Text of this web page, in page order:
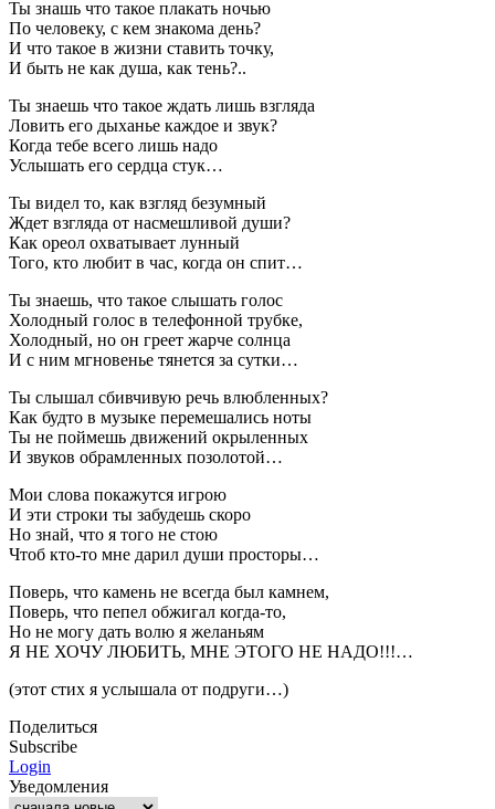
Ты знашь что такое плакать ночью
По человеку, с кем знакома день?
И что такое в жизни ставить точку,
И быть не как душа, как тень?..
Ты знаешь что такое ждать лишь взгляда
Ловить его дыханье каждое и звук?
Когда тебе всего лишь надо
Услышать его сердца стук…
Ты видел то, как взгляд безумный
Ждет взгляда от насмешливой души?
Как ореол охватывает лунный
Того, кто любит в час, когда он спит…
Ты знаешь, что такое слышать голос
Холодный голос в телефонной трубке,
Холодный, но он греет жарче солнца
И с ним мгновенье тянется за сутки…
Ты слышал сбивчивую речь влюбленных?
Как будто в музыке перемешались ноты
Ты не поймешь движений окрыленных
И звуков обрамленных позолотой…
Мои слова покажутся игрою
И эти строки ты забудешь скоро
Но знай, что я того не стою
Чтоб кто-то мне дарил души просторы…
Поверь, что камень не всегда был камнем,
Поверь, что пепел обжигал когда-то,
Но не могу дать волю я желаньям
Я НЕ ХОЧУ ЛЮБИТЬ, МНЕ ЭТОГО НЕ НАДО!!!…
(этот стих я услышала от подруги…)
Поделиться
Subscribe
Login
Уведомления